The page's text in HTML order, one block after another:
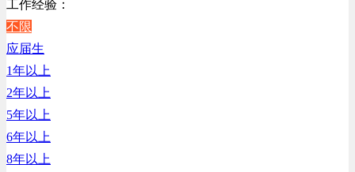
房地产开发/物业管理类
生产/加工/认证类
综合技术类
汽车/交通类
财务/审计/税务类
工作经验：
不限
应届生
1年以上
2年以上
5年以上
6年以上
8年以上